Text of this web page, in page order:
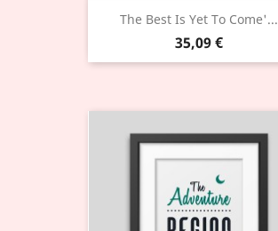
The Best Is Yet To Come'...
35,09 €